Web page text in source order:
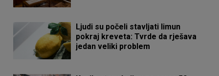
Ljudi su počeli stavljati limun
pokraj kreveta: Tvrde da rješava
jedan veliki problem